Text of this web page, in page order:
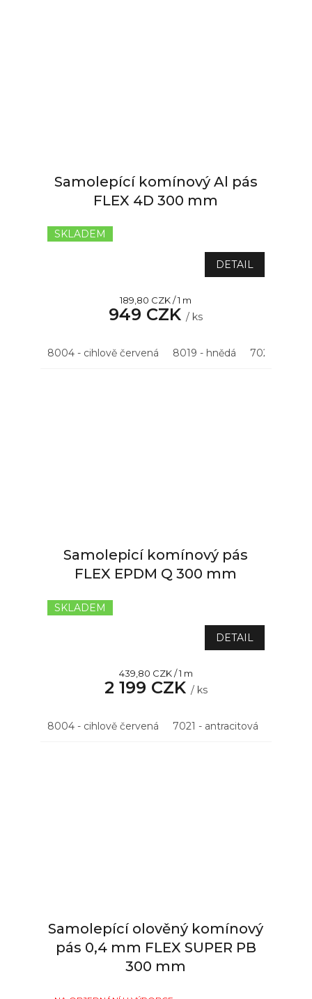
Samolepící komínový Al pás
FLEX 4D 300 mm
hodnocení
z
5
SKLADEM
949 CZK/ ks
Měrná
cena:
189,80 CZK / 1 m
DETAIL
8004 - cihlově červená 8019 - hnědá 7021 -
Samolepicí komínový pás
FLEX EPDM Q 300 mm
SKLADEM
2 199 CZK / ks
Měrná
cena:
439,80 CZK / 1 m
DETAIL
8004 - cihlově červená 7021 - antracitová
Samolepící olověný komínový
pás 0,4 mm FLEX SUPER PB
300 mm